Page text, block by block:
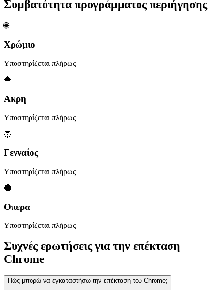
Συμβατότητα προγράμματος περιήγησης
🌐
Χρώμιο
Υποστηρίζεται πλήρως
🔷
Ακρη
Υποστηρίζεται πλήρως
🦁
Γενναίος
Υποστηρίζεται πλήρως
🔴
Οπερα
Υποστηρίζεται πλήρως
Συχνές ερωτήσεις για την επέκταση
Chrome
Πώς μπορώ να εγκαταστήσω την επέκταση του Chrome;